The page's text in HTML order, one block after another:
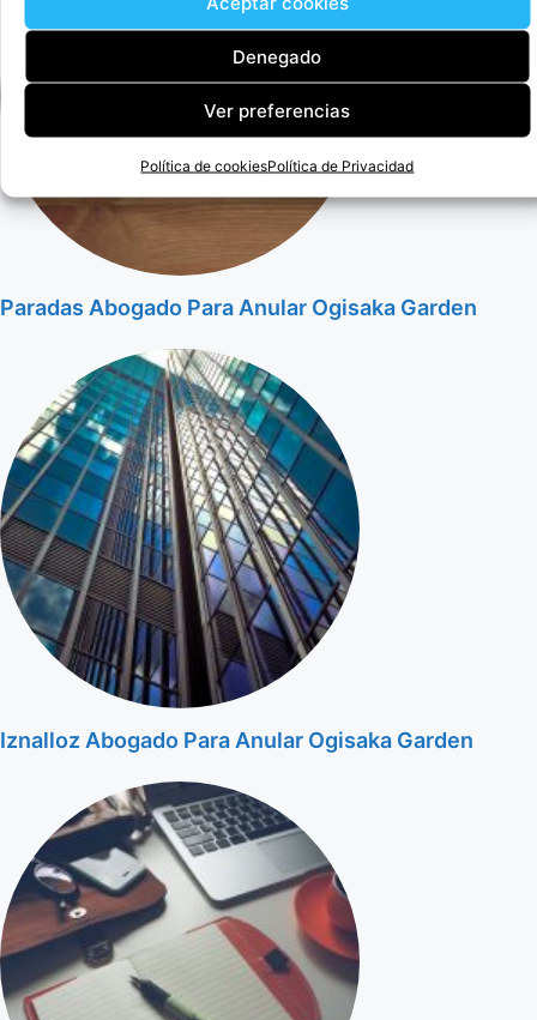
Denegado
Ver preferencias
Política de cookiesPolítica de Privacidad
Paradas Abogado Para Anular Ogisaka Garden
Iznalloz Abogado Para Anular Ogisaka Garden